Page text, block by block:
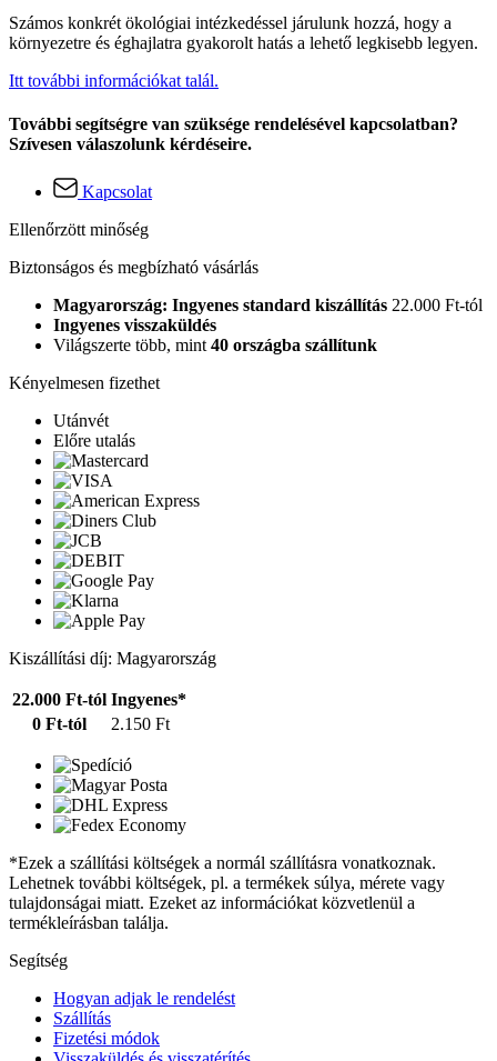
Számos konkrét ökológiai intézkedéssel járulunk hozzá, hogy a
környezetre és éghajlatra gyakorolt hatás a lehető legkisebb legyen.
Itt további információkat talál.
További segítségre van szüksége rendelésével kapcsolatban?
Szívesen válaszolunk kérdéseire.
Kapcsolat
Ellenőrzött minőség
Biztonságos és megbízható vásárlás
Magyarország: Ingyenes standard kiszállítás 22.000 Ft-tól
Ingyenes visszaküldés
Világszerte több, mint 40 országba szállítunk
Kényelmesen fizethet
Utánvét
Előre utalás
Kiszállítási díj: Magyarország
22.000 Ft-tól Ingyenes*
0 Ft-tól
2.150 Ft
*Ezek a szállítási költségek a normál szállításra vonatkoznak.
Lehetnek további költségek, pl. a termékek súlya, mérete vagy
tulajdonságai miatt. Ezeket az információkat közvetlenül a
termékleírásban találja.
Segítség
Hogyan adjak le rendelést
Szállítás
Fizetési módok